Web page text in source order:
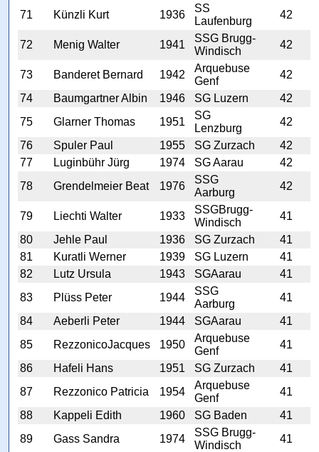
71 Künzli Kurt 1936
SS
Laufenburg
42
72 Menig Walter 1941
SSG Brugg-
Windisch
42
73 Banderet Bernard 1942
Arquebuse
Genf
42
74
Baumgartner Albin 1946 SG Luzern
42
75
Glarner Thomas 1951
SG
Lenzburg
42
76
Spuler Paul 1955 SG Zurzach
42
77
Luginbühr Jürg 1974 SG Aarau
42
78
Grendelmeier Beat 1976
SSG
Aarburg
42
79 Liechti Walter 1933
SSGBrugg-
Windisch
41
80
Jehle Paul 1936 SG Zurzach
41
81
Kuratli Werner 1939 SG Luzern
41
82
Lutz Ursula 1943 SGAarau
41
83
Plüss Peter 1944
SSG
Aarburg
41
84
Aeberli Peter 1944 SGAarau
41
85
RezzonicoJacques 1950
Arquebuse
Genf
41
86
Hafeli Hans 1951 SG Zurzach
41
87
Rezzonico Patricia 1954
Arquebuse
Genf
41
88
Kappeli Edith 1960 SG Baden
41
89
Gass Sandra 1974
SSG Brugg-
Windisch
41